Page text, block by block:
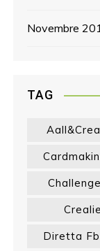
Novembre
TAG
Diretta